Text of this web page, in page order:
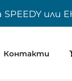
SPEEDY
Контакти